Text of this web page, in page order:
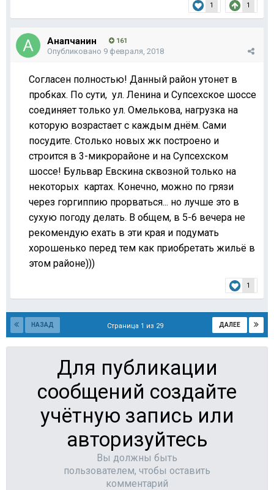
1 1
Анапчанин 161
Опубликовано 9 февраля, 2018
Согласен полностью! Данный район утонет в
пробках. По сути, ул. Ленина и Супсехское шоссе
соединяет только ул. Омелькова, нагрузка на
которую возрастает с каждым днём. Сами
посудите. Столько новых жк построено и
строится в 3-микрорайоне и на Супсехском
шоссе! Бульвар Евскина сквозной только на
некоторых картах. Конечно, можно по грязи
через горгиппию прорваться... но лучше это в
сухую погоду делать. В общем, в 5-6 вечера не
рекомендую ехать в эти края и подумать
хорошенько перед тем как приобретать жильё в
этом районе)))
1
НАЗАД ДАЛЕЕ
Страница 1 из 29
Для публикации
сообщений создайте
учётную запись или
авторизуйтесь
Вы должны быть
пользователем, чтобы оставить
комментарий